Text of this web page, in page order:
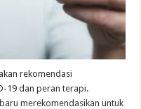
rekomendasi
19 dan peran terapi.
merekomendasikan untuk